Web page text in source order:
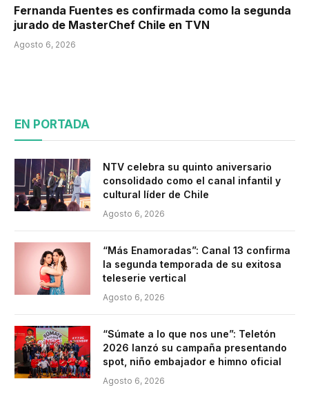
Fernanda Fuentes es confirmada como la segunda
jurado de MasterChef Chile en TVN
Agosto 6, 2026
EN PORTADA
NTV celebra su quinto aniversario
consolidado como el canal infantil y
cultural líder de Chile
Agosto 6, 2026
“Más Enamoradas”: Canal 13 confirma
la segunda temporada de su exitosa
teleserie vertical
Agosto 6, 2026
“Súmate a lo que nos une”: Teletón
2026 lanzó su campaña presentando
spot, niño embajador e himno oficial
Agosto 6, 2026